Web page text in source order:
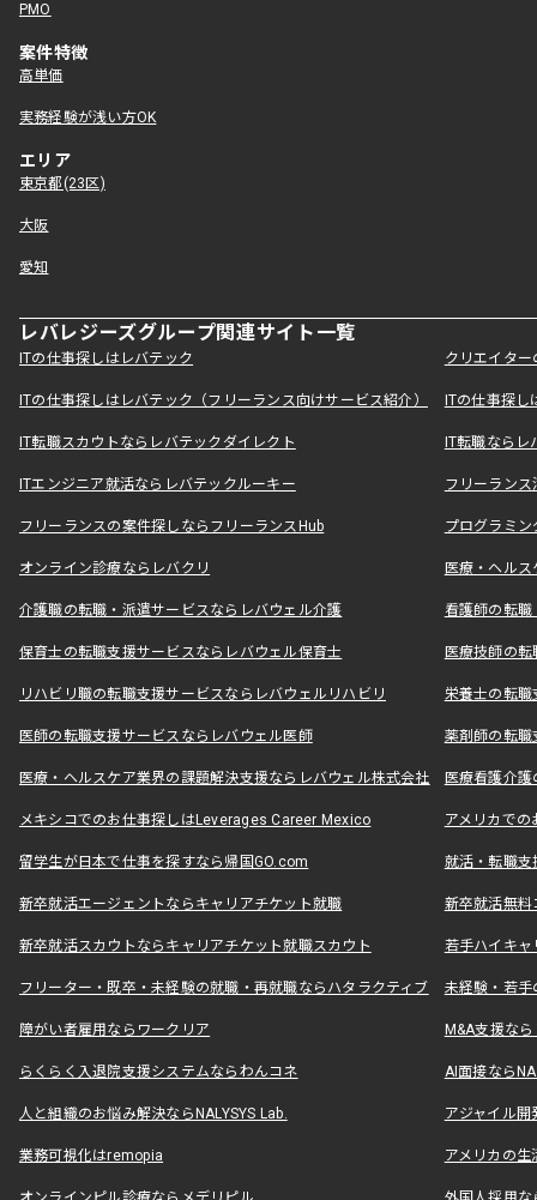
PMO
案件特徴
高単価
実務経験が浅い方OK
エリア
東京都(23区)
大阪
愛知
レバレジーズグループ関連サイト一覧
ITの仕事探しはレバテック クリエイタ
ITの仕事探しはレバテック（フリーランス向けサービス紹介） ITの仕事探
IT転職スカウトならレバテックダイレクト IT転職なら
ITエンジニア就活ならレバテックルーキー フリーラン
フリーランスの案件探しならフリーランスHub プログラミ
オンライン診療ならレバクリ 医療・ヘル
介護職の転職・派遣サービスならレバウェル介護 看護師の転
保育士の転職支援サービスならレバウェル保育士 医療技師の
リハビリ職の転職支援サービスならレバウェルリハビリ 栄養士の転
医師の転職支援サービスならレバウェル医師 薬剤師の転
医療・ヘルスケア業界の課題解決支援ならレバウェル株式会社 医療看護介
メキシコでのお仕事探しはLeverages Career Mexico アメリカで
留学生が日本で仕事を探すなら帰国GO.com 就活・転職
新卒就活エージェントならキャリアチケット就職 新卒就活無料
新卒就活スカウトならキャリアチケット就職スカウト 若手ハイキ
フリーター・既卒・未経験の就職・再就職ならハタラクティブ 未経験・若手
障がい者雇用ならワークリア M&A支援な
らくらく入退院支援システムならわんコネ AI面接なら
人と組織のお悩み解決ならNALYSYS Lab. アジャイル
業務可視化はremopia アメリカの